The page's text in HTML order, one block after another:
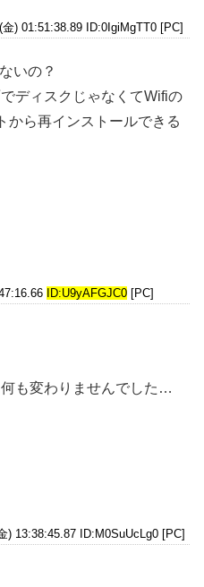
金) 01:51:38.89 ID:0IgiMgTT0 [PC]
いの？
ディスクじゃなくてWifiの
から再インストールできる
ID:U9yAFGJC0 [PC]
も変わりませんでした…
) 13:38:45.87 ID:M0SuUcLg0 [PC]